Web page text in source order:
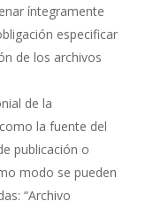
íntegramente
especificar
de los archivos
de la
la fuente del
publicación o
modo se pueden
“Archivo